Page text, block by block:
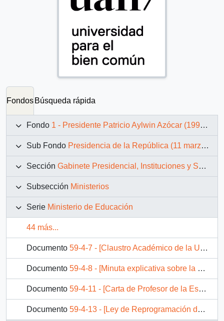
Fondos Búsqueda rápida
Fondo 1 - Presidente Patricio Aylwin Azócar (1990-1994)
Sub Fondo Presidencia de la República (11 marzo 1990 – 11 marzo 1994)
Sección Gabinete Presidencial, Instituciones y Servicios
Subsección Ministerios
Serie Ministerio de Educación
44 más...
Documento 59-4-7 - [Claustro Académico de la Universidad Metropolitana de Ciencias de la Educación]
Documento 59-4-8 - [Minuta explicativa sobre la Universidad Católica de Valparaíso]
Documento 59-4-11 - [Carta de Profesor de la Escuela de Castellano de la Universidad Católica de Valparaíso]
Documento 59-4-13 - [Ley de Reprogramación de Deudores del Crédito Fiscal]